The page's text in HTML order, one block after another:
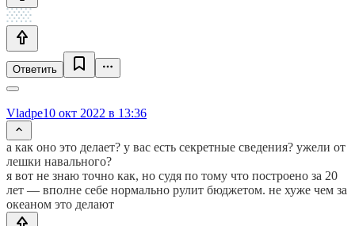
Ответить
Vladpe10 окт 2022 в 13:36
а как оно это делает? у вас есть секретные сведения? ужели от
лешки навального?
я вот не знаю точно как, но судя по тому что построено за 20
лет — вполне себе нормально рулит бюджетом. не хуже чем за
океаном это делают